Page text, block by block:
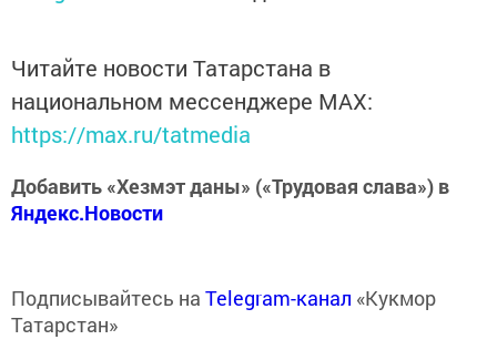
Читайте новости Татарстана в
национальном мессенджере MАХ:
https://max.ru/tatmedia
Добавить «Хезмэт даны» («Трудовая слава») в
Яндекс.Новости
Подписывайтесь на Telegram-канал «Кукмор
Татарстан»